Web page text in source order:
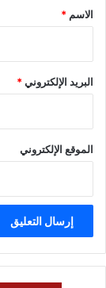
*
الاسم *
البريد الإلكتروني*
الموقع الإلكتروني